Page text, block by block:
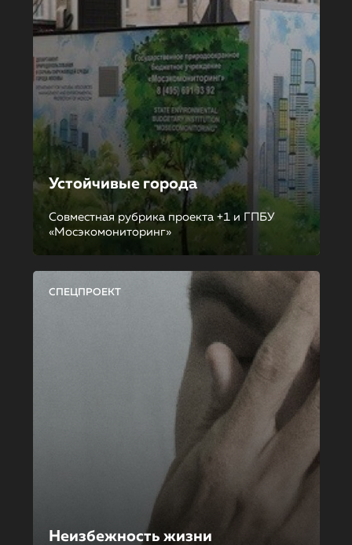
Устойчивые города
Совместная рубрика проекта +1 и ГПБУ
«Мосэкомониторинг»
СПЕЦПРОЕКТ
Неизбежность жизни